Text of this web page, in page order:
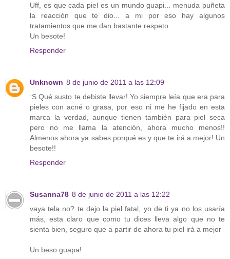
Uff, es que cada piel es un mundo guapi... menuda puñeta
la reacción que te dio... a mi por eso hay algunos
tratamientos que me dan bastante respeto.
Un besote!
Responder
Unknown 8 de junio de 2011 a las 12:09
:S Qué susto te debiste llevar! Yo siempre leía que era para
pieles con acné o grasa, por eso ni me he fijado en esta
marca la verdad, aunque tienen también para piel seca
pero no me llama la atención, ahora mucho menos!!
Almenos ahora ya sabes porqué es y que te irá a mejor! Un
besote!!
Responder
Susanna78 8 de junio de 2011 a las 12:22
vaya tela no? te dejo la piel fatal, yo de ti ya no los usaría
más, esta claro que como tu dices lleva algo que no te
sienta bien, seguro que a partir de ahora tu piel irá a mejor
Un beso guapa!